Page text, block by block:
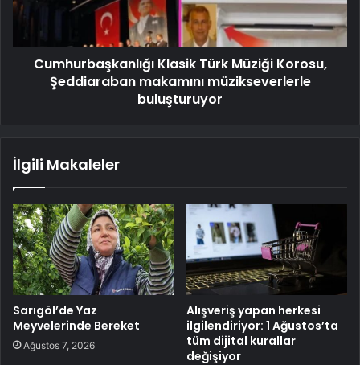
Cumhurbaşkanlığı Klasik Türk Müziği Korosu,
Şeddiaraban makamını müzikseverlerle
buluşturuyor
İlgili Makaleler
Sarıgöl’de Yaz
Meyvelerinde Bereket
Ağustos 7, 2026
Alışveriş yapan herkesi
ilgilendiriyor: 1 Ağustos’ta
tüm dijital kurallar
değişiyor